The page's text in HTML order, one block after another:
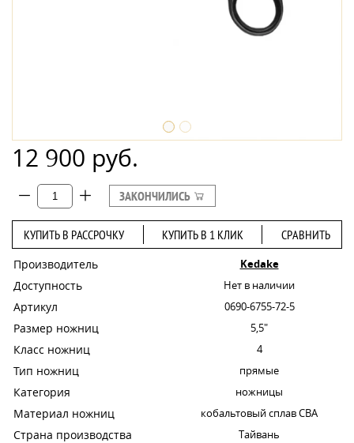
12 900 руб.
ЗАКОНЧИЛИСЬ
КУПИТЬ В РАССРОЧКУ КУПИТЬ В 1 КЛИК СРАВНИТЬ
Производитель Kedake
Доступность Нет в наличии
Артикул 0690-6755-72-5
Размер ножниц 5,5"
Класс ножниц 4
Тип ножниц прямые
Категория ножницы
Материал ножниц кобальтовый сплав CBA
Страна производства Тайвань